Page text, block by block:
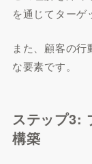
を通じてターゲ
また、顧客の
な要素です。
ステップ3:
構築